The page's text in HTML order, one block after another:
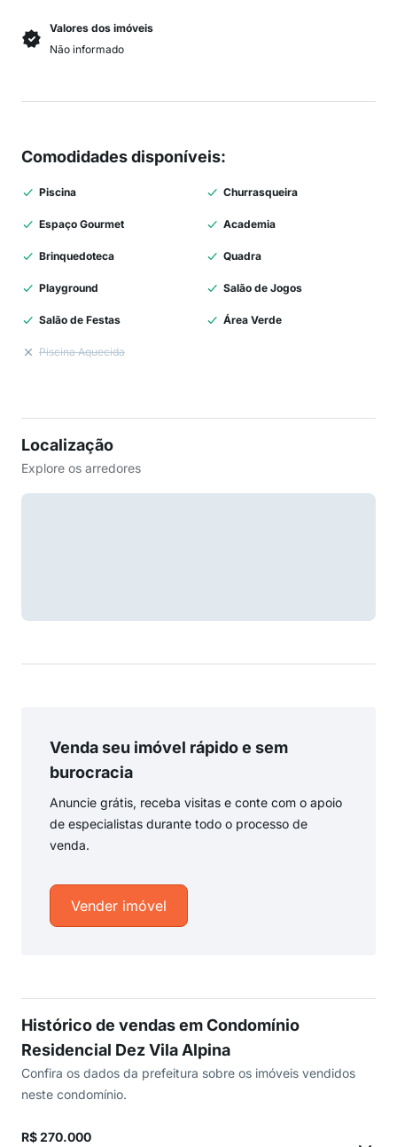
Valores dos imóveis
Não informado
Comodidades disponíveis:
Piscina Churrasqueira
Espaço Gourmet Academia
Brinquedoteca Quadra
Playground Salão de Jogos
Salão de Festas Área Verde
Piscina Aquecida
Localização
Explore os arredores
Venda seu imóvel rápido e sem
burocracia
Anuncie grátis, receba visitas e conte com o apoio
de especialistas durante todo o processo de
venda.
Vender imóvel
Histórico de vendas em Condomínio
Residencial Dez Vila Alpina
Confira os dados da prefeitura sobre os imóveis vendidos
neste condomínio.
R$ 270.000